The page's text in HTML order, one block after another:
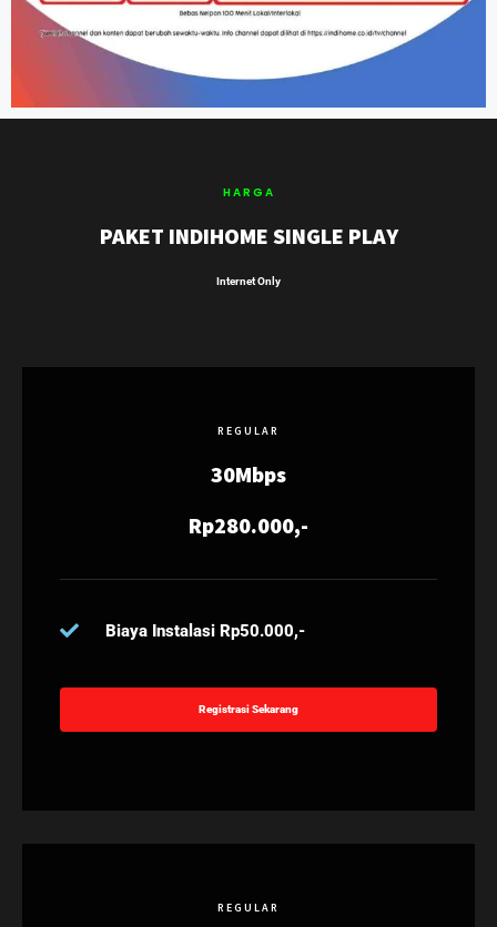
HARGA
PAKET INDIHOME SINGLE PLAY
Internet Only
REGULAR
30Mbps
Rp280.000,-
Biaya Instalasi Rp50.000,-
Registrasi Sekarang
REGULAR